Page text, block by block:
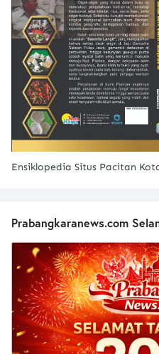
Ensiklopedia Situs Pacitan
Prabangkaranews.com